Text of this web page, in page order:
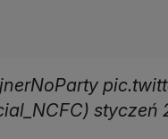
styczeń